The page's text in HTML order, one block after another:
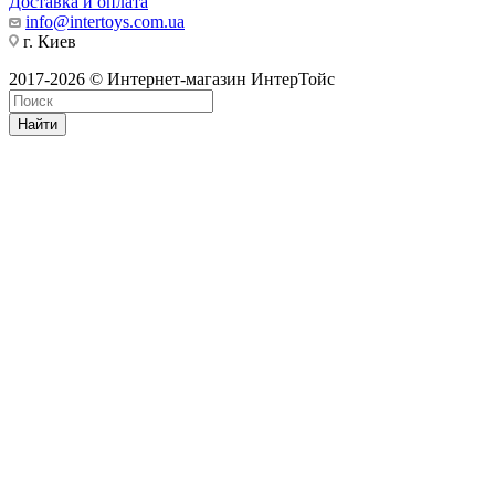
info@intertoys.com.ua
г. Киев
2017-2026 © Интернет-магазин ИнтерТойс
Найти